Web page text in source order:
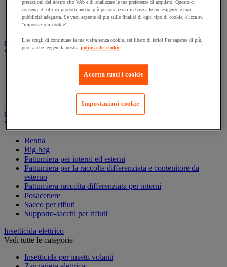
Accessori per carrello per pulizie
Carrello per pulizie
Secchio per pulizie
Carta igienica e fazzoletti
Vedi tutte le categorie
Rotolo formato maxi
Rotolo formato piccolo
Gestione dei rifiuti
Vedi tutte le categorie
Benna
Big bag
Pattumiera per interni ed esterni
Pattumiera per la raccolta differenziata e contenitore da
esterno
Pattumiera raccolta differenziata per interni
Posacenere
Sacco per rifiuti
Supporto-sacchi per rifiuti
Insetticida elettrico
Vedi tutte le categorie
Insetticida per insetti volanti
prestazioni del nostro sito Web e di analizzare le tue preferenze di acquisto. Questo ci
consente di offrirti prodotti ancora più personalizzati in base alle tue esigenze e una
pubblicità adeguata. Se vuoi saperne di più sulle finalità di ogni tipo di cookie, clicca su
"impostazioni cookie".
E se scegli di continuare la tua visita senza cookie, sei libero di farlo! Per saperne di più,
puoi anche leggere la nostra politica dei cookie
Accetta tutti i cookie
Impostazioni cookie